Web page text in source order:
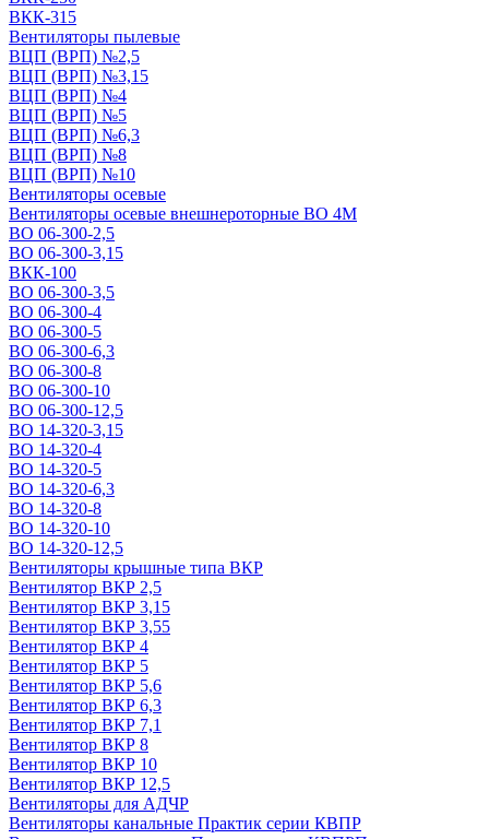
ВКК-315
Вентиляторы пылевые
ВЦП (ВРП) №2,5
ВЦП (ВРП) №3,15
ВЦП (ВРП) №4
ВЦП (ВРП) №5
ВЦП (ВРП) №6,3
ВЦП (ВРП) №8
ВЦП (ВРП) №10
Вентиляторы осевые
Вентиляторы осевые внешнероторные ВО 4М
ВО 06-300-2,5
ВО 06-300-3,15
ВКК-100
ВО 06-300-3,5
ВО 06-300-4
ВО 06-300-5
ВО 06-300-6,3
ВО 06-300-8
ВО 06-300-10
ВО 06-300-12,5
ВО 14-320-3,15
ВО 14-320-4
ВО 14-320-5
ВО 14-320-6,3
ВО 14-320-8
ВО 14-320-10
ВО 14-320-12,5
Вентиляторы крышные типа ВКР
Вентилятор ВКР 2,5
Вентилятор ВКР 3,15
Вентилятор ВКР 3,55
Вентилятор ВКР 4
Вентилятор ВКР 5
Вентилятор ВКР 5,6
Вентилятор ВКР 6,3
Вентилятор ВКР 7,1
Вентилятор ВКР 8
Вентилятор ВКР 10
Вентилятор ВКР 12,5
Вентиляторы для АДЧР
Вентиляторы канальные Практик серии КВПР